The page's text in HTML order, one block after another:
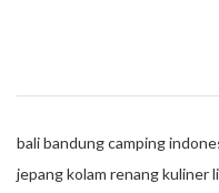
balibandungcamping
jepangkolam renangkuliner